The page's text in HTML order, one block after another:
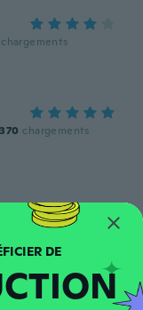
chargements
370 chargements